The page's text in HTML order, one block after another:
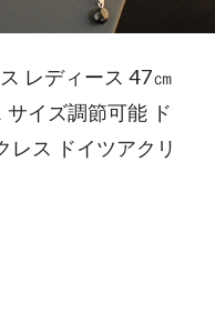
レディース 47㎝
イズ調節可能 ド
レス ドイツアクリ